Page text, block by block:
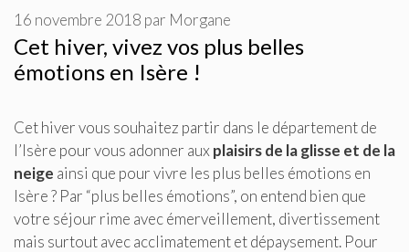
Cet hiver, vivez vos plus belles
émotions en Isère !
16 novembre 2018 par Morgane
Cet hiver vous souhaitez partir dans le département de
l’Isère pour vous adonner aux plaisirs de la glisse et de la
neige ainsi que pour vivre les plus belles émotions en
Isère ? Par “plus belles émotions”, on entend bien que
votre séjour rime avec émerveillement, divertissement
mais surtout avec acclimatement et dépaysement. Pour